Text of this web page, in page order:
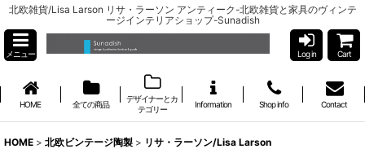
北欧雑貨/Lisa Larson リサ・ラーソン アンティーク-北欧雑貨と家具のヴィンテ
ージインテリアショップ-Sunadish
メニュー Log in Cart
HOME 全ての商品
デザイナーとカ
テゴリー
Information Shop info Contact
HOME > 北欧ビンテージ陶製 > リサ・ラーソン/Lisa Larson